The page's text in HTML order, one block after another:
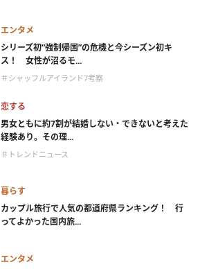
エンタメ
シリーズ初“強制帰国”の危機と今シーズン初キ
ス！ 女性が沼るモ...
＃シャッフルアイランド7考察
恋する
男女ともに約7割が結婚しない・できないと考えた
経験あり。その理...
＃トレンドニュース
暮らす
カップル旅行で人気の都道府県ランキング！ 行
ってよかった国内旅...
エンタメ